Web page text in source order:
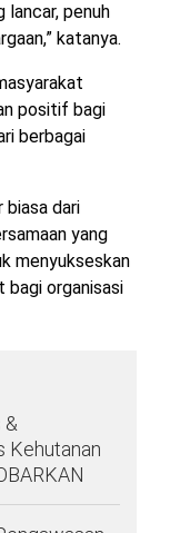
lancar, penuh
katanya.
positif bagi
berbagai
biasa dari
yang
menyukseskan
bagi organisasi
&
Kehutanan